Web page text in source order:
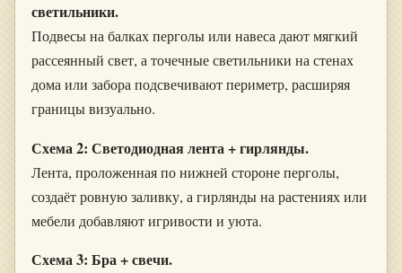
светильники.
Подвесы на балках перголы или навеса дают мягкий
рассеянный свет, а точечные светильники на стенах
дома или забора подсвечивают периметр, расширяя
границы визуально.
Схема 2: Светодиодная лента + гирлянды.
Лента, проложенная по нижней стороне перголы,
создаёт ровную заливку, а гирлянды на растениях или
мебели добавляют игривости и уюта.
Схема 3: Бра + свечи.